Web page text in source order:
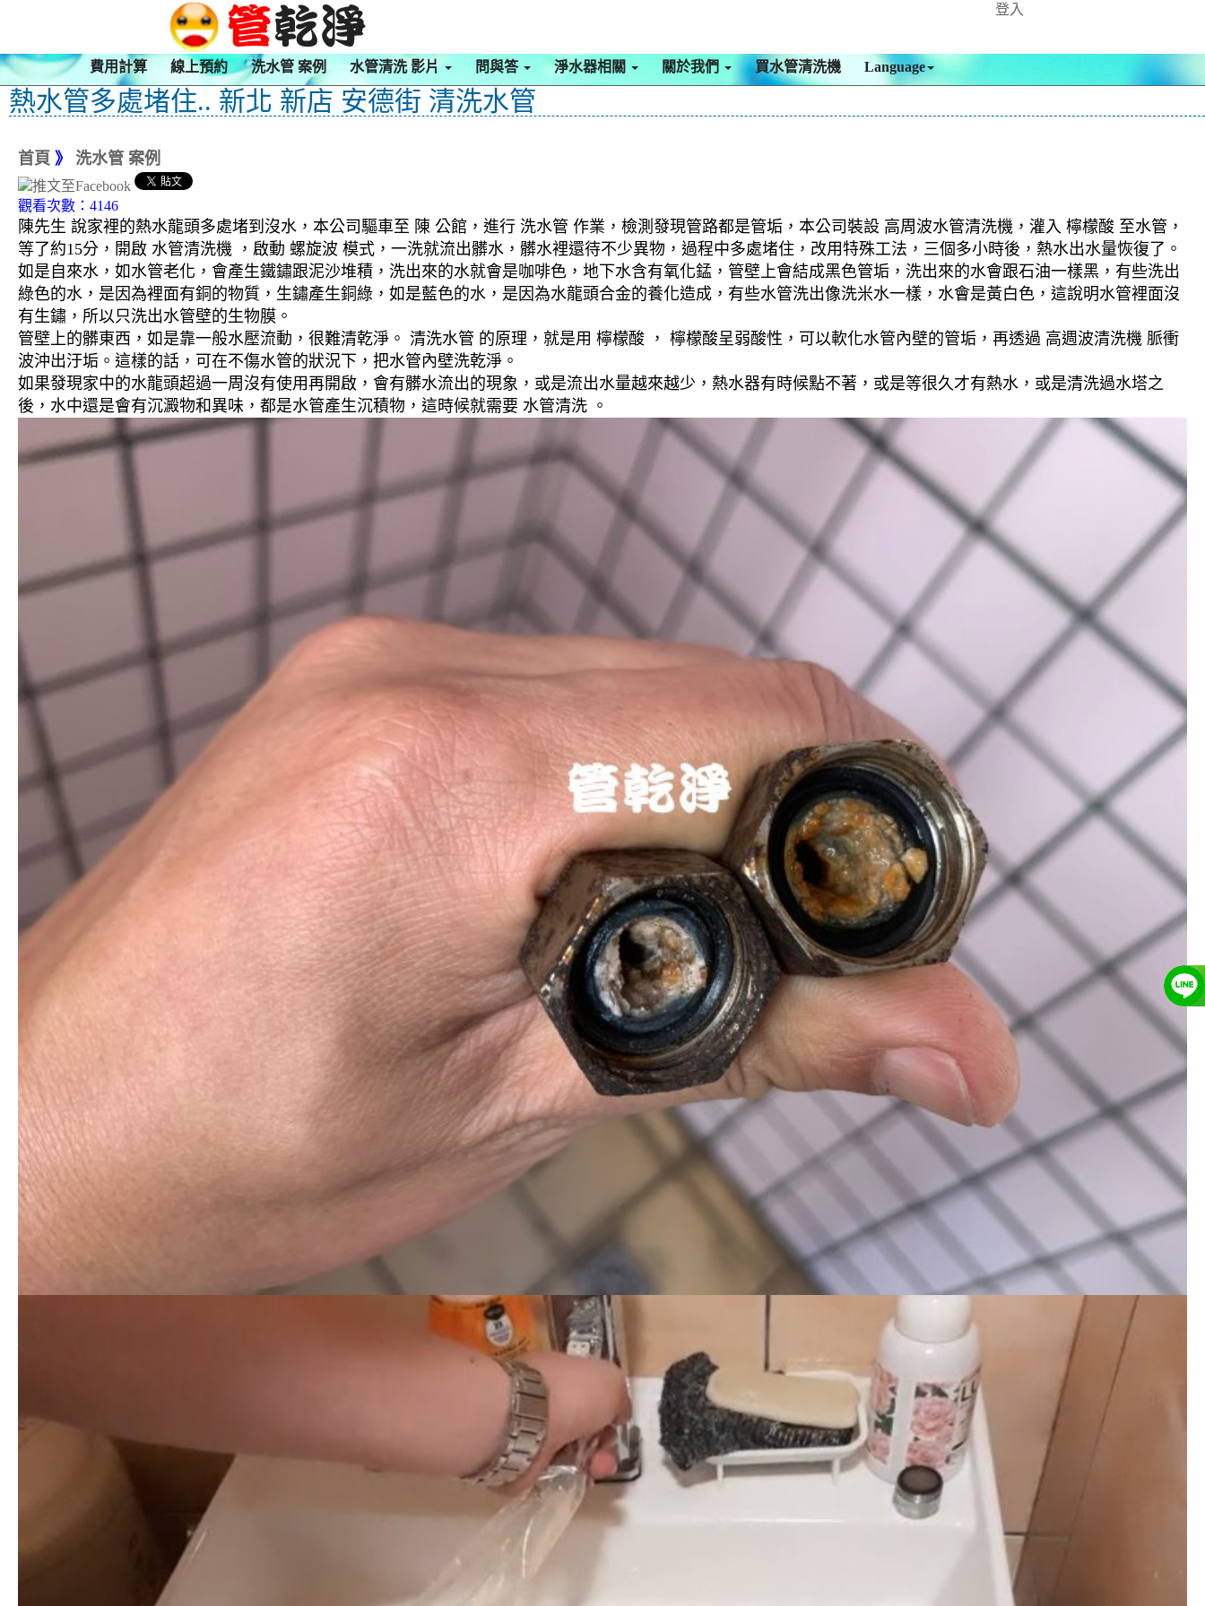
登入
費用計算 線上預約 洗水管 案例 水管清洗 影片 問與答 淨水器相關 關於我們 買水管清洗機 Language
熱水管多處堵住.. 新北 新店 安德街 清洗水管
首頁 》 洗水管 案例
觀看次數：4146
陳先生 說家裡的熱水龍頭多處堵到沒水，本公司驅車至 陳 公館，進行 洗水管 作業，檢測發現管路都是管垢，本公司裝設 高周波水管清洗機，灌入 檸檬酸 至水管，
等了約15分，開啟 水管清洗機 ，啟動 螺旋波 模式，一洗就流出髒水，髒水裡還待不少異物，過程中多處堵住，改用特殊工法，三個多小時後，熱水出水量恢復了。
如是自來水，如水管老化，會產生鐵鏽跟泥沙堆積，洗出來的水就會是咖啡色，地下水含有氧化錳，管壁上會結成黑色管垢，洗出來的水會跟石油一樣黑，有些洗出
綠色的水，是因為裡面有銅的物質，生鏽產生銅綠，如是藍色的水，是因為水龍頭合金的養化造成，有些水管洗出像洗米水一樣，水會是黃白色，這說明水管裡面沒
有生鏽，所以只洗出水管壁的生物膜。
管壁上的髒東西，如是靠一般水壓流動，很難清乾淨。 清洗水管 的原理，就是用 檸檬酸 ， 檸檬酸呈弱酸性，可以軟化水管內壁的管垢，再透過 高週波清洗機 脈衝
波沖出汙垢。這樣的話，可在不傷水管的狀況下，把水管內壁洗乾淨。
如果發現家中的水龍頭超過一周沒有使用再開啟，會有髒水流出的現象，或是流出水量越來越少，熱水器有時候點不著，或是等很久才有熱水，或是清洗過水塔之
後，水中還是會有沉澱物和異味，都是水管產生沉積物，這時候就需要 水管清洗 。